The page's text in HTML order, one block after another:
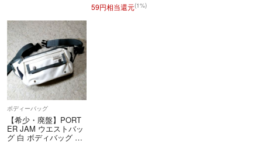
料無料
59円相当還元(1%)
ボディーバッグ
【希少・廃盤】PORT
ER JAM ウエストバッ
グ 白 ボディバッグ ポ